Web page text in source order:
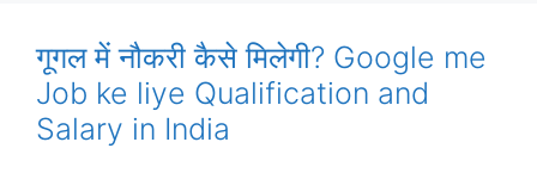
गूगल में नौकरी कैसे मिलेगी? Google me
Job ke liye Qualification and
Salary in India